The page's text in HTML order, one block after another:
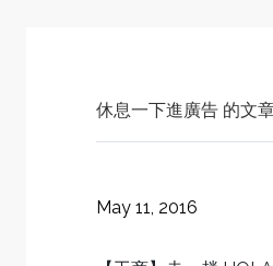
休息一下進廣告 的文
May 11, 2016